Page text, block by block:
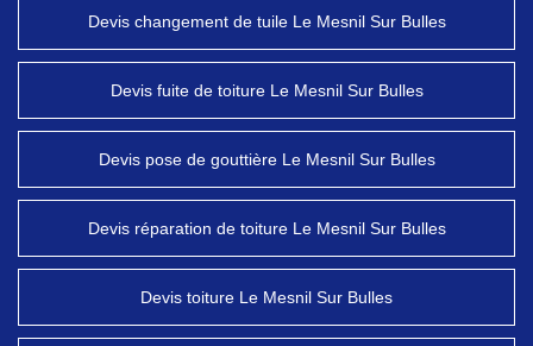
Devis changement de tuile Le Mesnil Sur Bulles
Devis fuite de toiture Le Mesnil Sur Bulles
Devis pose de gouttière Le Mesnil Sur Bulles
Devis réparation de toiture Le Mesnil Sur Bulles
Devis toiture Le Mesnil Sur Bulles